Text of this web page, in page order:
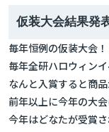
仮装大会結果発
毎年恒例の仮装大会！
毎年全研ハロウィン
なんと入賞すると商
前年以上に今年の大
今年はどなたが受賞